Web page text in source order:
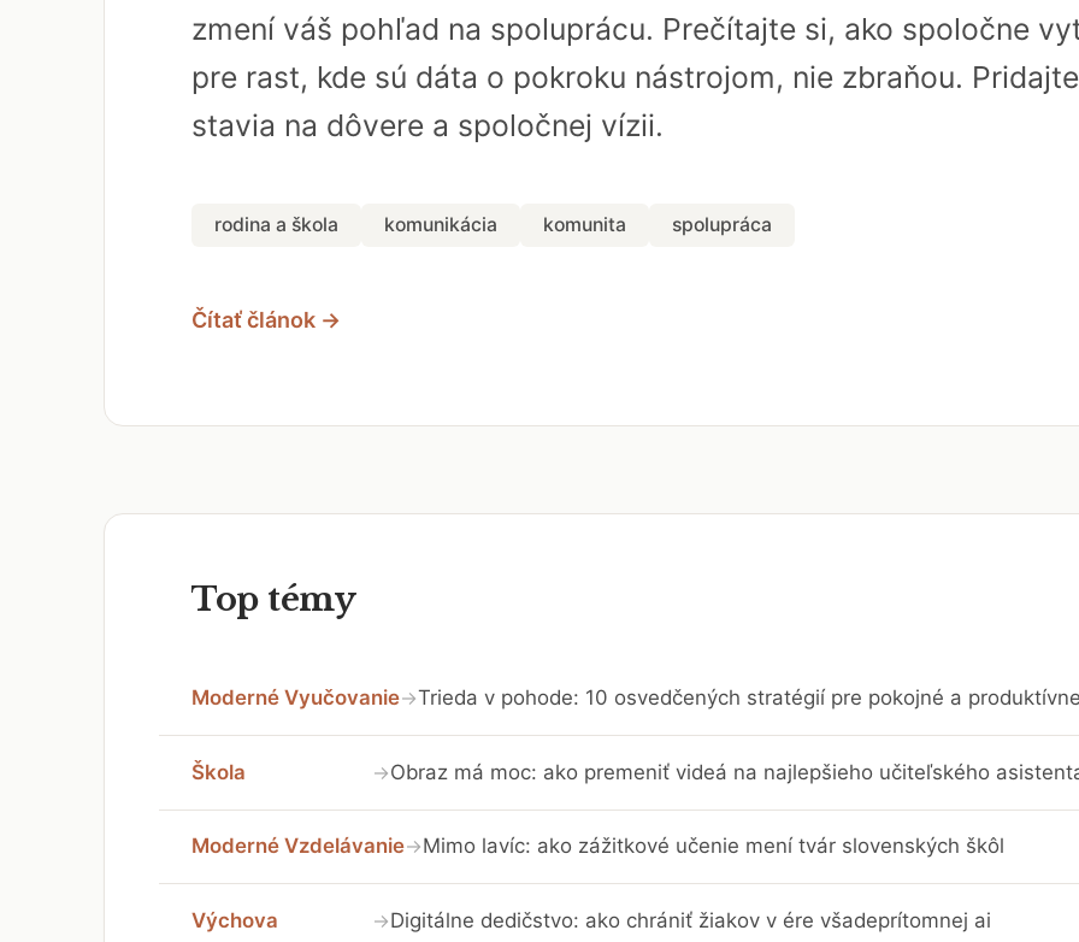
zmení váš pohľad na spoluprácu. Prečítajte si, ako spoločne
pre rast, kde sú dáta o pokroku nástrojom, nie zbraňou.
stavia na dôvere a spoločnej vízii.
rodina a škola komunikácia komunita spolupráca
Čítať článok →
Top témy
Moderné Vyučovanie→Trieda v pohode: 10 osvedčených stratégií pre pokojné a
Škola →Obraz má moc: ako premeniť videá na najlepšieho učiteľského
Moderné Vzdelávanie→Mimo lavíc: ako zážitkové učenie mení tvár slovenských škôl
Výchova →Digitálne dedičstvo: ako chrániť žiakov v ére všadeprítomnej ai